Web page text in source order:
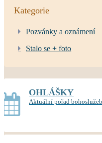
Kategorie
Pozvánky a oznámení
Stalo se + foto
OHLÁŠKY
Aktuální pořad bohoslužeb